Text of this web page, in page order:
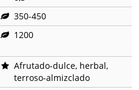
350-450
1200
Afrutado-dulce, herbal,
terroso-almizclado